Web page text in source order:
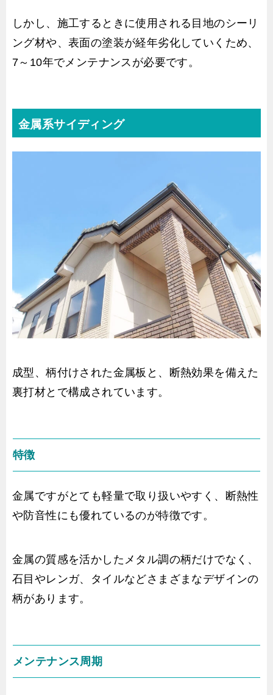
しかし、施工するときに使用される目地のシーリ
ング材や、表面の塗装が経年劣化していくため、
7～10年でメンテナンスが必要です。
金属系サイディング
成型、柄付けされた金属板と、断熱効果を備えた
裏打材とで構成されています。
特徴
金属ですがとても軽量で取り扱いやすく、断熱性
や防音性にも優れているのが特徴です。
金属の質感を活かしたメタル調の柄だけでなく、
石目やレンガ、タイルなどさまざまなデザインの
柄があります。
メンテナンス周期